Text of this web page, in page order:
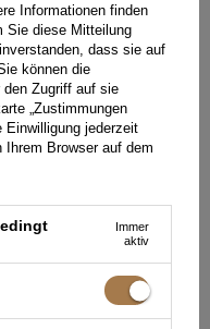
Informationen finden
Sie diese Mitteilung
dass sie auf
können die
den Zugriff auf sie
„Zustimmungen
Einwilligung jederzeit
Browser auf dem
Immer
aktiv